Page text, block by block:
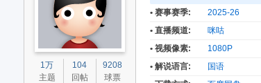
1万
主题
104
回帖
9208
球票
• 赛事赛季:
2025-26
• 直播频道:
咪咕
• 视频像素:
1080P
• 解说语言:
国语